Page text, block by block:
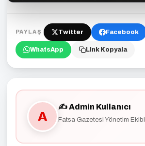
PAYLAŞ Twitter Facebook
WhatsApp Link Kopyala
A
✍️ Admin Kullanıcı
Fatsa Gazetesi Yönetim Ekibi